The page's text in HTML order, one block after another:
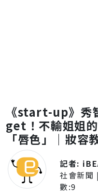
《start-up》秀
get！不輸姐姐
「唇色」｜妝容
記者:
社會新聞 |
數:9